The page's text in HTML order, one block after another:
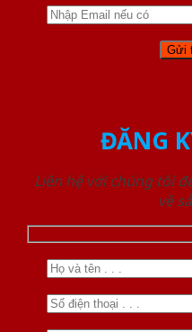
ĐĂNG
Liên hệ với chúng tôi
về